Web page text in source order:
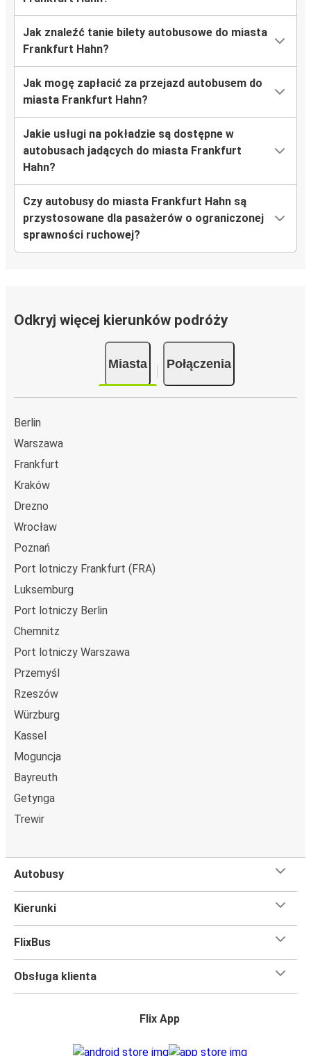
Jak znaleźć tanie bilety autobusowe do miasta
Frankfurt Hahn?
Jak mogę zapłacić za przejazd autobusem do
miasta Frankfurt Hahn?
Jakie usługi na pokładzie są dostępne w
autobusach jadących do miasta Frankfurt
Hahn?
Czy autobusy do miasta Frankfurt Hahn są
przystosowane dla pasażerów o ograniczonej
sprawności ruchowej?
Odkryj więcej kierunków podróży
Miasta Połączenia
Berlin
Warszawa
Frankfurt
Kraków
Drezno
Wrocław
Poznań
Port lotniczy Frankfurt (FRA)
Luksemburg
Port lotniczy Berlin
Chemnitz
Port lotniczy Warszawa
Przemyśl
Rzeszów
Würzburg
Kassel
Moguncja
Bayreuth
Getynga
Trewir
Autobusy
Kierunki
FlixBus
Obsługa klienta
Flix App